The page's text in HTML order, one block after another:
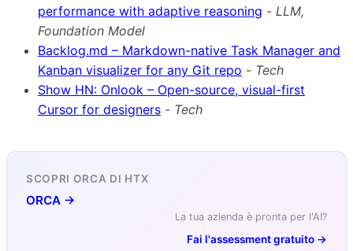
performance with adaptive reasoning - LLM,
Foundation Model
Backlog.md – Markdown-native Task Manager and
Kanban visualizer for any Git repo - Tech
Show HN: Onlook – Open-source, visual-first
Cursor for designers - Tech
SCOPRI ORCA DI HTX
ORCA →
La tua azienda è pronta per l'AI?
Fai l'assessment gratuito →